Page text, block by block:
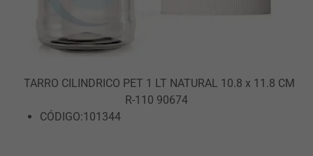
TARRO CILINDRICO PET 1 LT NATURAL 10.8 x 11.8 CM
R-110 90674
CÓDIGO:101344